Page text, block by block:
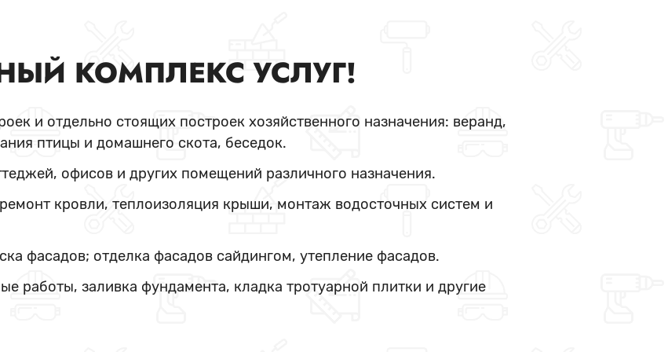
КОМПЛЕКС УСЛУГ!
и отдельно стоящих построек хозяйственного назначения: веранд,
птицы и домашнего скота, беседок.
офисов и других помещений различного назначения.
кровли, теплоизоляция крыши, монтаж водосточных систем и
фасадов; отделка фасадов сайдингом, утепление фасадов.
работы, заливка фундамента, кладка тротуарной плитки и другие